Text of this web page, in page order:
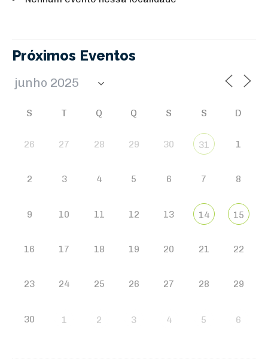
Próximos Eventos
S T Q Q S S D
26 27 28 29 30 31 1
2 3 4 5 6 7 8
9 10 11 12 13 14 15
16 17 18 19 20 21 22
23 24 25 26 27 28 29
30 1 2 3 4 5 6